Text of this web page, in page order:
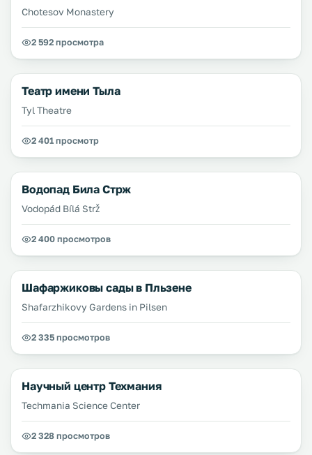
Chotesov Monastery
2 592 просмотра
Театр имени Тыла
Tyl Theatre
2 401 просмотр
Водопад Била Стрж
Vodopád Bílá Strž
2 400 просмотров
Шафаржиковы сады в Пльзене
Shafarzhikovy Gardens in Pilsen
2 335 просмотров
Научный центр Техмания
Techmania Science Center
2 328 просмотров